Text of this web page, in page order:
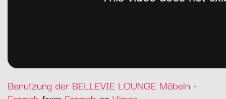
Benutzung der BELLEVIE LOUNGE Möbeln -